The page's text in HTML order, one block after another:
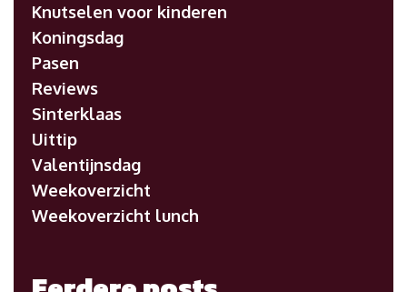
Knutselen voor kinderen
Koningsdag
Pasen
Reviews
Sinterklaas
Uittip
Valentijnsdag
Weekoverzicht
Weekoverzicht lunch